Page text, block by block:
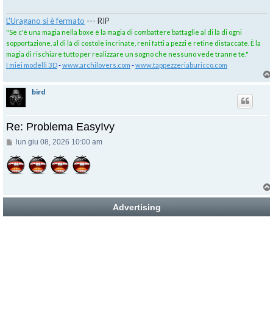
L'Uragano si è fermato --- RIP
"Se c'è una magia nella boxe è la magia di combattere battaglie al di là di ogni
sopportazione, al di là di costole incrinate, reni fatti a pezzi e retine distaccate. È la
magia di rischiare tutto per realizzare un sogno che nessuno vede tranne te."
I miei modelli 3D-www.archilovers.com -www.tappezzeriaburicco.com
bird
Re: Problema EasyIvy
Messaggio
lun giu 08, 2026 10:00 am
Advertising